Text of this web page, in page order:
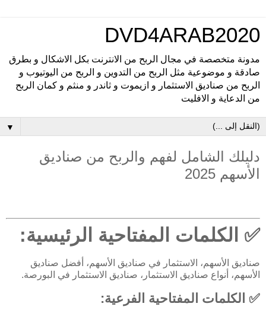
DVD4ARAB2020
مدونة متخصصة في مجال الربح من الانترنت بكل الاشكال و بطرق
صادقة و موضوعية مثل الربح من التدوين و الربح من اليوتيوب و
الربح من صناديق الاستثمار و ازيموت و ثاندر و منثم و كمان الربح
من الدعاية و الافليت
▼
دليلك الشامل لفهم والربح من صناديق
الأسهم 2025
✅ الكلمات المفتاحية الرئيسية:
صناديق الأسهم، الاستثمار في صناديق الأسهم، أفضل صناديق
الأسهم، أنواع صناديق الاستثمار، صناديق الاستثمار في البورصة.
✅ الكلمات المفتاحية الفرعية: